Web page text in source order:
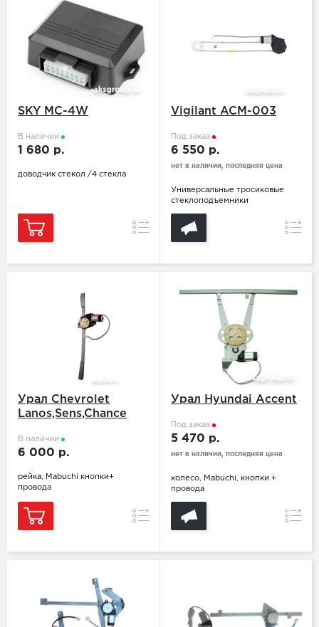
SKY MC-4W
В наличии
1 680 р.
доводчик стекол /4 стекла
Сравнение
Vigilant ACM-003
Под заказ
6 550 р.
нет в наличии, последняя цена
Универсальные тросиковые
стеклоподъемники
Урал Chevrolet
Lanos,Sens,Chance
В наличии
6 000 р.
рейка, Mabuchi кнопки+
провода
Сравнение
Урал Hyundai Accent
Под заказ
5 470 р.
нет в наличии, последняя цена
колесо, Mabuchi, кнопки +
провода